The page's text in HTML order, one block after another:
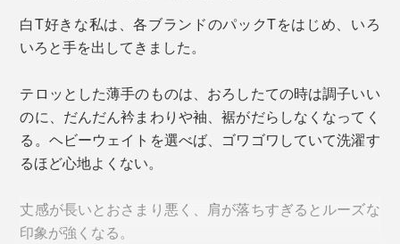
写真左が由比 康之氏、右が草場 大輔氏
店で買って着たいと思える商品はほとんどなかった。」
という話に。
白T好きな私は、各ブランドのパックTをはじめ、いろ
いろと手を出してきました。
テロッとした薄手のものは、おろしたての時は調子いい
のに、だんだん衿まわりや袖、裾がだらしなくなってく
る。ヘビーウェイトを選べば、ゴワゴワしていて洗濯す
るほど心地よくない。
丈感が長いとおさまり悪く、肩が落ちすぎるとルーズな
印象が強くなる。